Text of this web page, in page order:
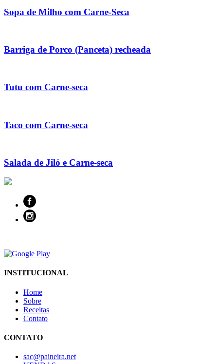
Sopa de Milho com Carne-Seca
Barriga de Porco (Panceta) recheada
Tutu com Carne-seca
Taco com Carne-seca
Salada de Jiló e Carne-seca
INSTITUCIONAL
Home
Sobre
Receitas
Contato
CONTATO
sac@paineira.net